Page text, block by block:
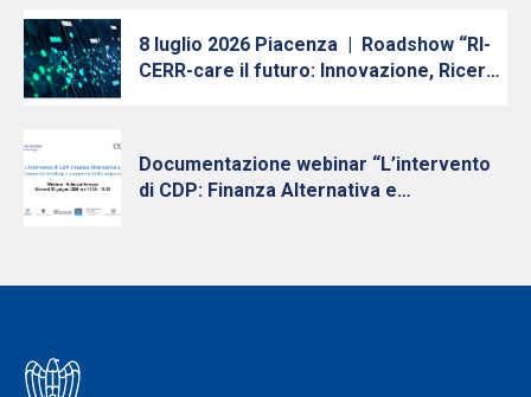
8 luglio 2026 Piacenza | Roadshow “RI-
CERR-care il futuro: Innovazione, Ricerca
Documentazione webinar “L’intervento
di CDP: Finanza Alternativa e